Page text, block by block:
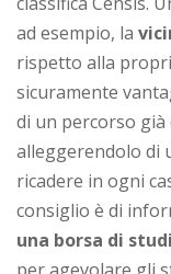
ad esempio, la
rispetto alla
sicuramente
di un percorso
alleggerendolo di
ricadere in ogni
consiglio è di
una borsa di